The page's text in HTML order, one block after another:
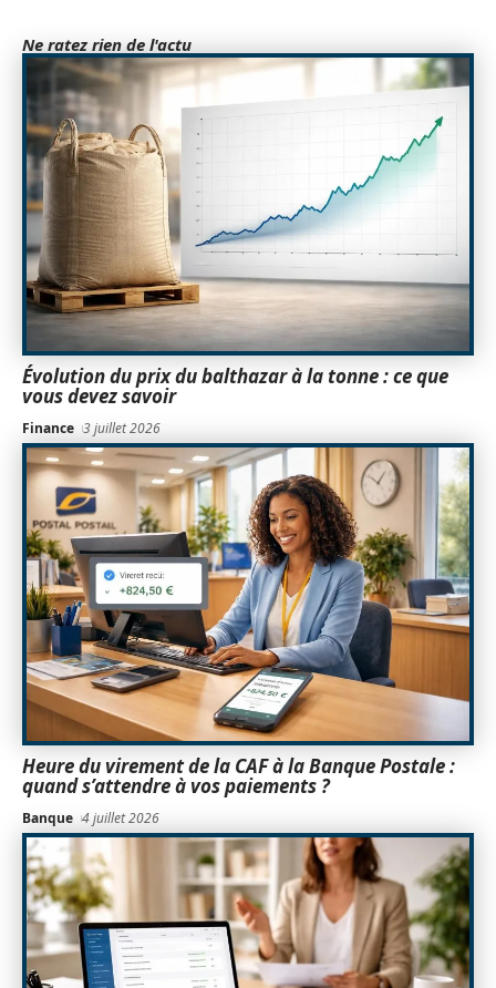
Ne ratez rien de l'actu
Évolution du prix du balthazar à la tonne : ce que
vous devez savoir
Finance 3 juillet 2026
Heure du virement de la CAF à la Banque Postale :
quand s’attendre à vos paiements ?
Banque 4 juillet 2026